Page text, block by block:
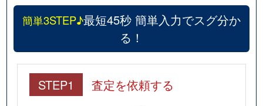
簡単3STEP♪最短45秒 簡単入力でスグ分か
る！
STEP1 査定を依頼する